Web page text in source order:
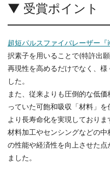
▼ 受賞ポイント
超短パルスファイバレーザー『
択素子を用いることで(特許出
再現性を高めるだけでなく、
した。
また、従来よりも圧倒的な低
っていた可飽和吸収「材料」
より長寿命化を実現しておりま
材料加工やセンシングなどの
の性能や経済性を向上させた
ました。